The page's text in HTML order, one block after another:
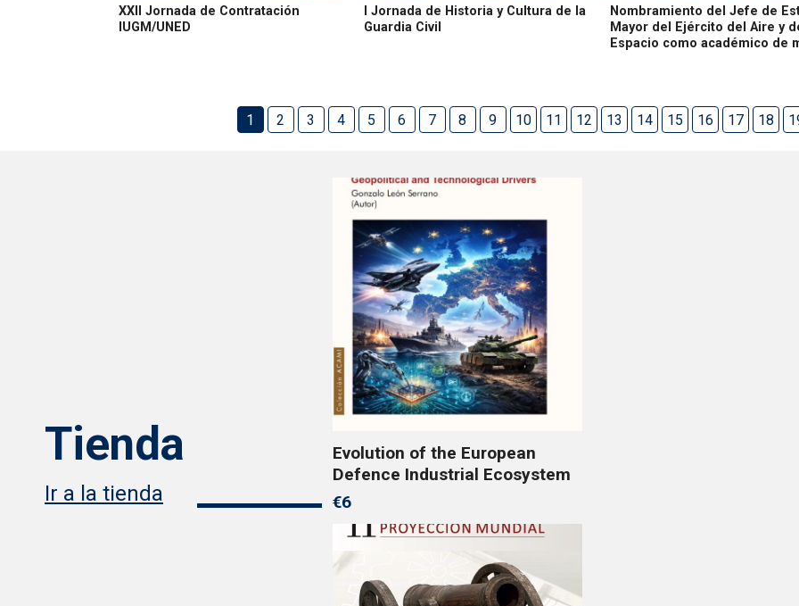
XXII Jornada de Contratación
IUGM/UNED
I Jornada de Historia y Cultura de la
Guardia Civil
Nombramiento del Jefe de
Mayor del Ejército del Aire y
Espacio como académico de
1 2 3 4 5 6 7 8 9 10 11 12 13 14 15 16 17 18
Tienda
Ir a la tienda
Evolution of the European
Defence Industrial Ecosystem
€6